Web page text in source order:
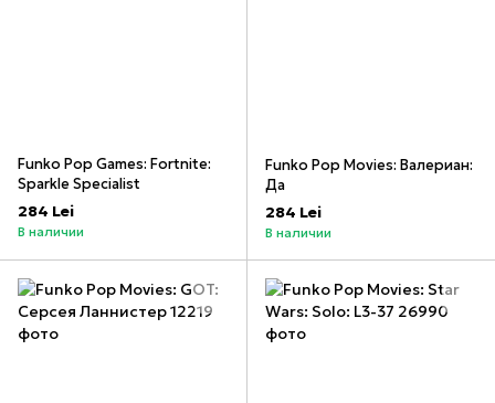
Funko Pop Games: Fortnite:
Sparkle Specialist
284 Lei
В наличии
Funko Pop Movies: Валериан:
Да
284 Lei
В наличии